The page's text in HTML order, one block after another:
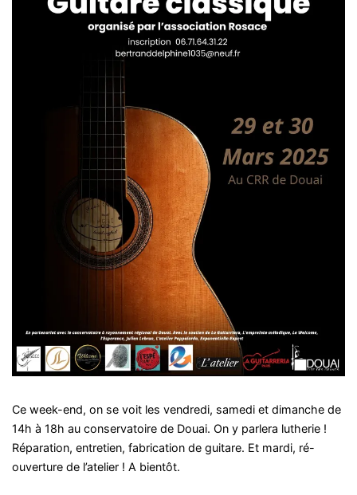
Ce week-end, on se voit les vendredi, samedi et dimanche de
14h à 18h au conservatoire de Douai. On y parlera lutherie !
Réparation, entretien, fabrication de guitare. Et mardi, ré-
ouverture de l’atelier ! A bientôt.